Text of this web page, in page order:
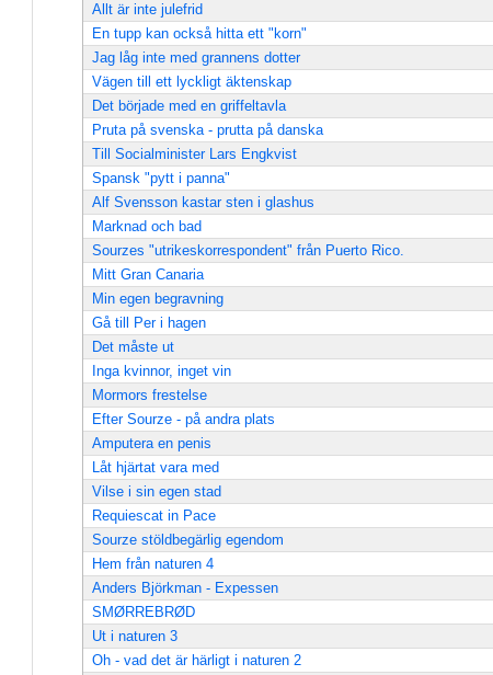
Allt är inte julefrid
En tupp kan också hitta ett "korn"
Jag låg inte med grannens dotter
Vägen till ett lyckligt äktenskap
Det började med en griffeltavla
Pruta på svenska - prutta på danska
Till Socialminister Lars Engkvist
Spansk "pytt i panna"
Alf Svensson kastar sten i glashus
Marknad och bad
Sourzes "utrikeskorrespondent" från Puerto Rico.
Mitt Gran Canaria
Min egen begravning
Gå till Per i hagen
Det måste ut
Inga kvinnor, inget vin
Mormors frestelse
Efter Sourze - på andra plats
Amputera en penis
Låt hjärtat vara med
Vilse i sin egen stad
Requiescat in Pace
Sourze stöldbegärlig egendom
Hem från naturen 4
Anders Björkman - Expessen
SMØRREBRØD
Ut i naturen 3
Oh - vad det är härligt i naturen 2